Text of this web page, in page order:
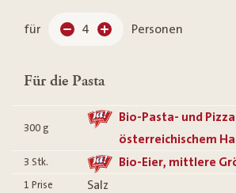
für 4 Personen
Für die Pasta
300 g
Bio-Pasta- und
österreichischem
3 Stk. Bio-Eier, mittlere
1 Prise
Salz